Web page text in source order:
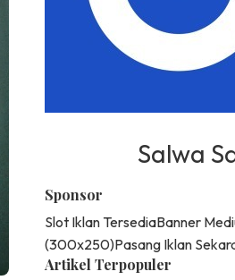
Salwa
Sponsor
Slot Iklan TersediaBanner
(300x250)Pasang Iklan
Artikel Terpopuler